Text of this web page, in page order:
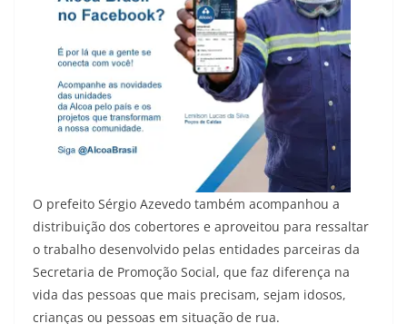
O prefeito Sérgio Azevedo também acompanhou a
distribuição dos cobertores e aproveitou para ressaltar
o trabalho desenvolvido pelas entidades parceiras da
Secretaria de Promoção Social, que faz diferença na
vida das pessoas que mais precisam, sejam idosos,
crianças ou pessoas em situação de rua.